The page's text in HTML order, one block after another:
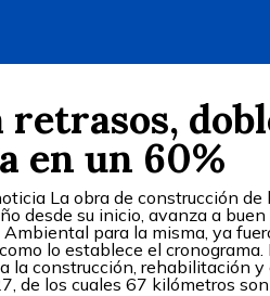
retrasos,
en un 60%
La obra de construcción
desde su inicio, avanza a
para la misma, ya
lo establece el
la construcción, rehabilitación
de los cuales 67 kilómetros